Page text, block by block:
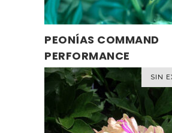
página
de
producto
LEER MÁS
PEONÍAS COMMAND
PERFORMANCE
SIN